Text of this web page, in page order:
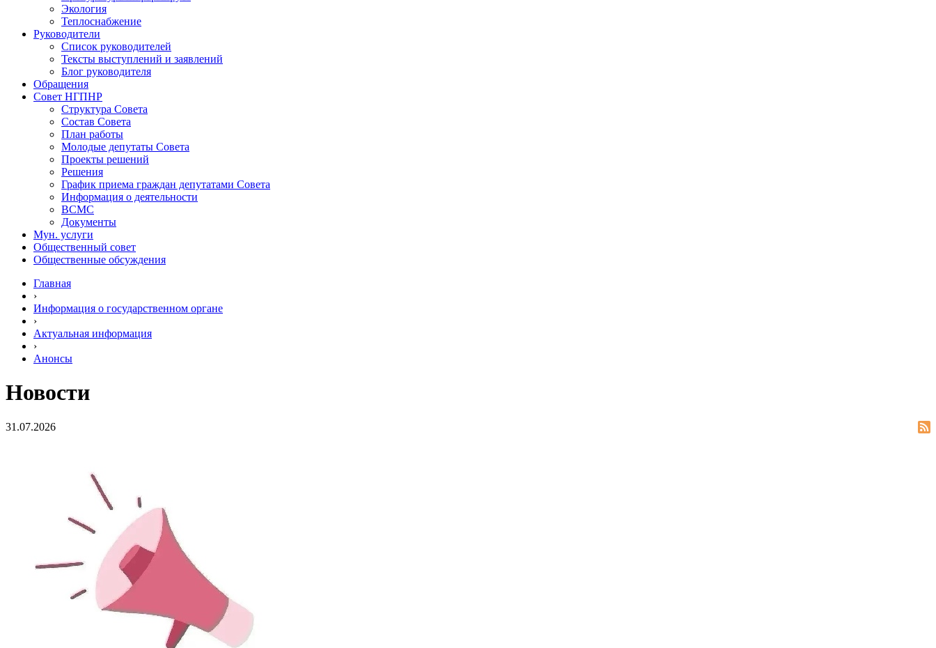
Экология
Теплоснабжение
Руководители
Список руководителей
Тексты выступлений и заявлений
Блог руководителя
Обращения
Совет НГПНР
Структура Совета
Состав Совета
План работы
Молодые депутаты Совета
Проекты решений
Решения
График приема граждан депутатами Совета
Информация о деятельности
ВСМС
Документы
Мун. услуги
Общественный совет
Общественные обсуждения
Главная
›
Информация о государственном органе
›
Актуальная информация
›
Анонсы
Новости
31.07.2026